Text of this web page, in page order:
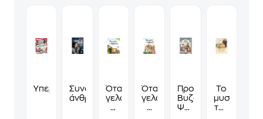
ΥπερήρωεςΣυναρπαστικοί
άνθρωποι
Όταν
γελάει
ο
Όταν
γελάει
ο
Προθεωρία
Βυζαντινής
Ψαλτικής
Το
μυστήριο
της